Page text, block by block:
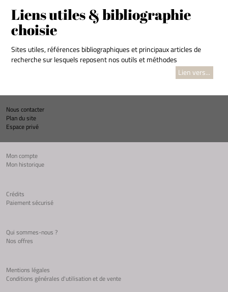
Liens utiles & bibliographie
choisie
Sites utiles, références bibliographiques et principaux articles de
recherche sur lesquels reposent nos outils et méthodes
Lien vers...
Nous contacter
Plan du site
Espace privé
Mon compte
Mon historique
Crédits
Paiement sécurisé
Qui sommes-nous ?
Nos offres
Mentions légales
Conditions générales d'utilisation et de vente